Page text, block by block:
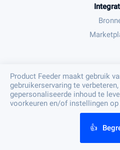
Algemene
Privacy
© Product Feeder
Product Feeder maakt gebruik
gebruikerservaring te
gepersonaliseerde inhoud te
voorkeuren en/of instellingen
👍